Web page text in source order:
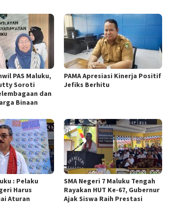
PAS Maluku,
Soroti
dan
Binaan
PAMA Apresiasi Kinerja Positif
Jefiks Berhitu
: Pelaku
Harus
Aturan
SMA Negeri 7 Maluku Tengah
Rayakan HUT Ke-67, Gubernur
Ajak Siswa Raih Prestasi